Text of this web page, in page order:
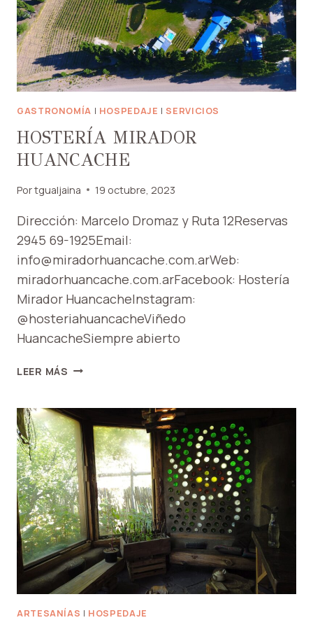
GASTRONOMÍA | HOSPEDAJE |SERVICIOS
HOSTERÍA MIRADOR
HUANCACHE
Portgualjaina 19 octubre, 2023
Dirección: Marcelo Dromaz y Ruta 12Reservas
2945 69-1925Email:
info@miradorhuancache.com.arWeb:
miradorhuancache.com.arFacebook: Hostería
Mirador HuancacheInstagram:
@hosteriahuancacheViñedo
HuancacheSiempre abierto
LEER MÁS HOSTERÍA
ARTESANÍAS | HOSPEDAJE